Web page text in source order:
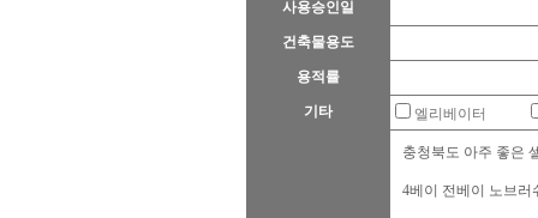
사용승인일
건축물용도
용적률
기타 엘리베이터
충청북도 아주 좋은
4베이 전베이 노브러